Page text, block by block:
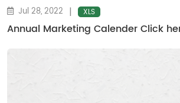
Jul 28, 2022 | XLS
Annual Marketing Calender Click